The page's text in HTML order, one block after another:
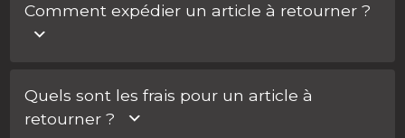
Comment expédier un article à retourner ?
Connectez-vous à votre compte. Dans votre espace
client, vous pouvez facilement demander un retour
pour une commande ou une pièce. Nous vous
Quels sont les frais pour un article à
retourner ?